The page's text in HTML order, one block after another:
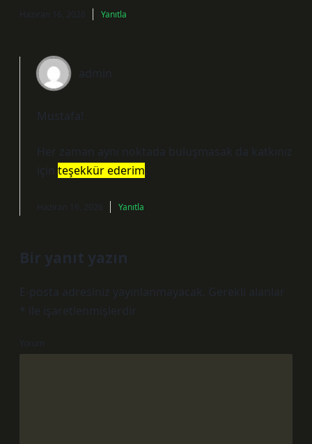
Haziran 16, 2026 Yanıtla
admin
Mustafa!
Her zaman aynı noktada buluşmasak da katkınız
için teşekkür ederim
Haziran 16, 2026 Yanıtla
Bir yanıt yazın
E-posta adresiniz yayınlanmayacak. Gerekli alanlar
*
ile işaretlenmişlerdir
Yorum